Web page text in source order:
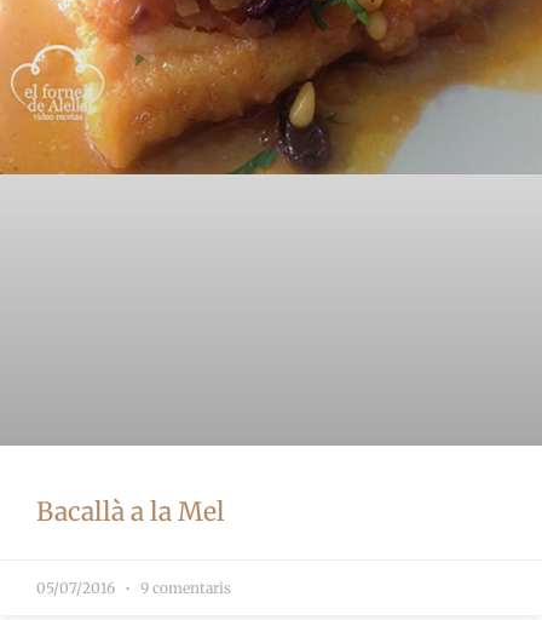
Bacallà a la Mel
05/07/2016 9 comentaris